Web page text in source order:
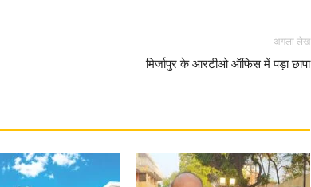
Hindi,
अगला लेख
मिर्जापुर के आरटीओ ऑफिस में पड़ा छापा